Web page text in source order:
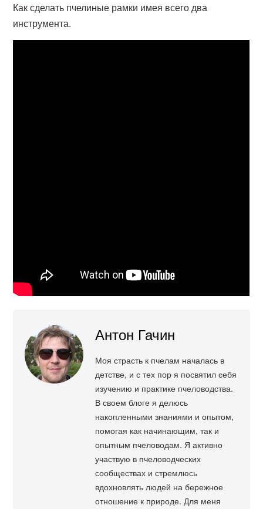
Как сделать пчелиные рамки имея всего два
инструмента.
Антон Гачин
Моя страсть к пчелам началась в
детстве, и с тех пор я посвятил себя
изучению и практике пчеловодства.
В своем блоге я делюсь
накопленными знаниями и опытом,
помогая как начинающим, так и
опытным пчеловодам. Я активно
участвую в пчеловодческих
сообществах и стремлюсь
вдохновлять людей на бережное
отношение к природе. Для меня